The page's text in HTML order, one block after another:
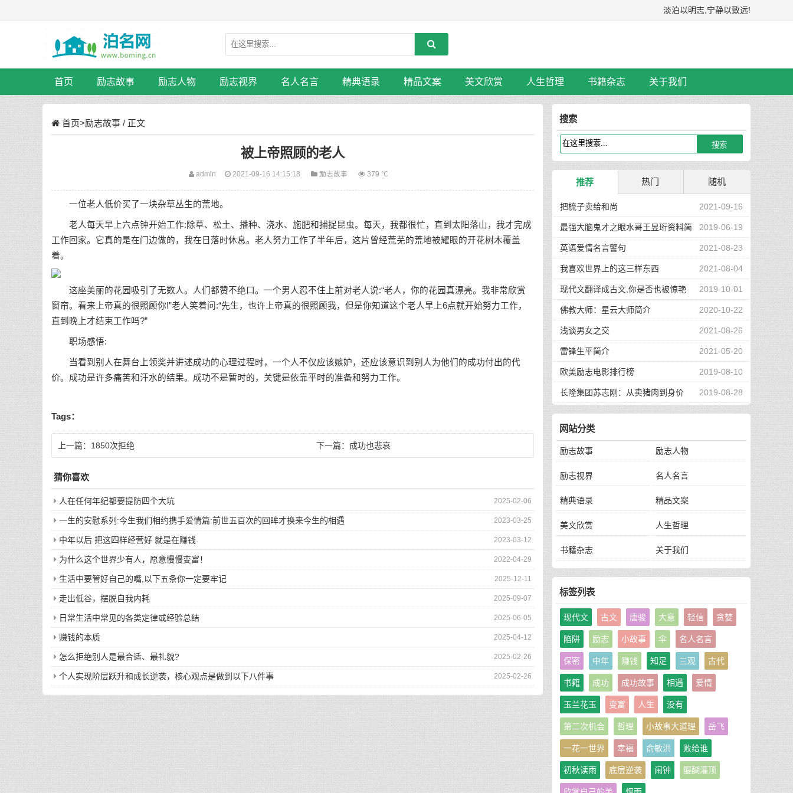
淡泊以明志,宁静以致远!
首页 励志故事 励志人物 励志视界 名人名言 精典语录 精品文案 美文欣赏 人生哲理 书籍杂志 关于我们
首页>励志故事 / 正文
被上帝照顾的老人
admin 2021-09-16 14:15:18 励志故事 379 ℃
一位老人低价买了一块杂草丛生的荒地。
老人每天早上六点钟开始工作:除草、松土、播种、浇水、施肥和捕捉昆虫。每天，我都很忙，直到太阳落山，我才完成
工作回家。它真的是在门边做的，我在日落时休息。老人努力工作了半年后，这片曾经荒芜的荒地被耀眼的开花树木覆盖
着。
这座美丽的花园吸引了无数人。人们都赞不绝口。一个男人忍不住上前对老人说:“老人，你的花园真漂亮。我非常欣赏
窗帘。看来上帝真的很照顾你!”老人笑着问:“先生，也许上帝真的很照顾我，但是你知道这个老人早上6点就开始努力工作，
直到晚上才结束工作吗?”
职场感悟:
当看到别人在舞台上领奖并讲述成功的心理过程时，一个人不仅应该嫉妒，还应该意识到别人为他们的成功付出的代
价。成功是许多痛苦和汗水的结果。成功不是暂时的，关键是依靠平时的准备和努力工作。
Tags：
上一篇： 1850次拒绝 下一篇： 成功也悲哀
猜你喜欢
2025-02-06
人在任何年纪都要提防四个大坑
2023-03-25
一生的安慰系列:今生我们相约携手爱情篇:前世五百次的回眸才换来今生的相遇
2023-03-12
中年以后 把这四样经营好 就是在赚钱
2022-04-29
为什么这个世界少有人，愿意慢慢变富！
2025-12-11
生活中要管好自己的嘴,以下五条你一定要牢记
2025-09-07
走出低谷，摆脱自我内耗
2025-06-05
日常生活中常见的各类定律或经验总结
2025-04-12
赚钱的本质
2025-02-26
怎么拒绝别人是最合适、最礼貌?
2025-02-26
个人实现阶层跃升和成长逆袭，核心观点是做到以下八件事
搜索
推荐 热门 随机
2021-09-16
把梳子卖给和尚
2019-06-19
最强大脑鬼才之眼水哥王昱珩资料简
介 2021-08-23
英语爱情名言警句
2021-08-04
我喜欢世界上的这三样东西
2019-10-01
现代文翻译成古文,你是否也被惊艳
到了 2020-10-22
佛教大师：星云大师简介
2021-08-26
浅谈男女之交
2021-05-20
雷锋生平简介
2019-08-10
欧美励志电影排行榜
2019-08-28
长隆集团苏志刚：从卖猪肉到身价
130亿，他的秘诀是？
网站分类
励志故事 励志人物
励志视界 名人名言
精典语录 精品文案
美文欣赏 人生哲理
书籍杂志 关于我们
标签列表
现代文 古文 唐骏 大意 轻信 贪婪
陷阱 励志 小故事 伞 名人名言
保密 中年 赚钱 知足 三观 古代
书籍 成功 成功故事 相遇 爱情
玉兰花玉 变富 人生 没有
第二次机会 哲理 小故事大道理 岳飞
一花一世界 幸福 俞敏洪 败给谁
初秋读雨 底层逆袭 闹钟 醍醐灌顶